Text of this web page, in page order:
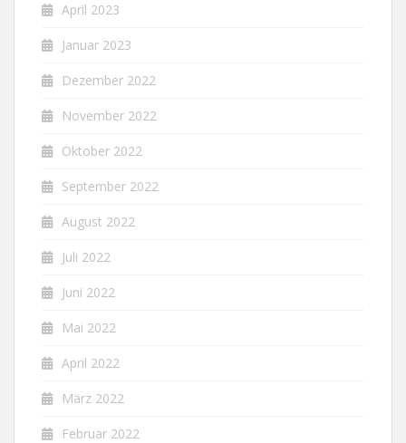
April 2023
Januar 2023
Dezember 2022
November 2022
Oktober 2022
September 2022
August 2022
Juli 2022
Juni 2022
Mai 2022
April 2022
März 2022
Februar 2022